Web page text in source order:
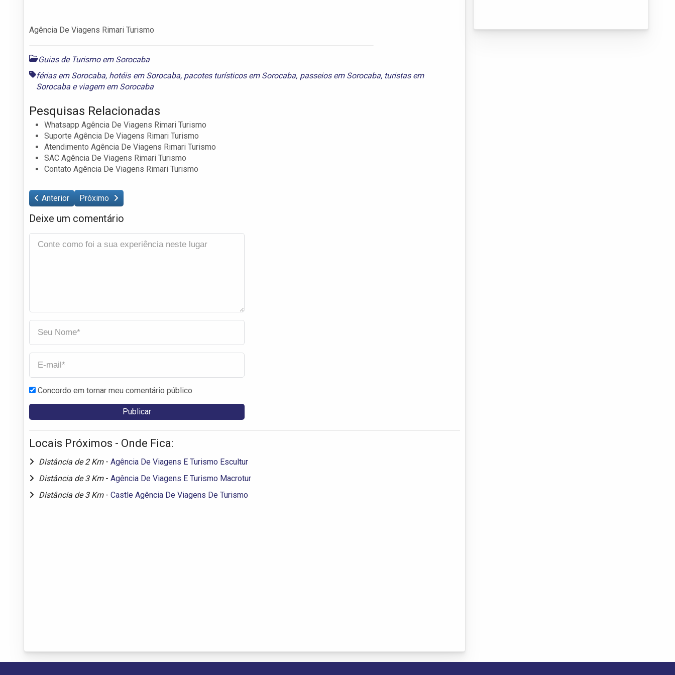
Agência De Viagens Rimari Turismo
Guias de Turismo em Sorocaba
férias em Sorocaba, hotéis em Sorocaba, pacotes turísticos em Sorocaba, passeios em Sorocaba, turistas em
Sorocaba e viagem em Sorocaba
Pesquisas Relacionadas
Whatsapp Agência De Viagens Rimari Turismo
Suporte Agência De Viagens Rimari Turismo
Atendimento Agência De Viagens Rimari Turismo
SAC Agência De Viagens Rimari Turismo
Contato Agência De Viagens Rimari Turismo
Anterior Próximo
Deixe um comentário
Concordo em tornar meu comentário público
Locais Próximos - Onde Fica:
Distância de 2 Km - Agência De Viagens E Turismo Escultur
Distância de 3 Km - Agência De Viagens E Turismo Macrotur
Distância de 3 Km - Castle Agência De Viagens De Turismo